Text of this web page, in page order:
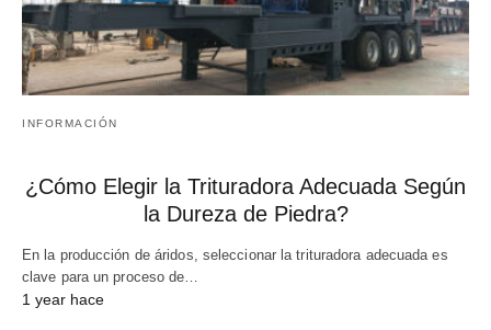
INFORMACIÓN
¿Cómo Elegir la Trituradora Adecuada Según
la Dureza de Piedra?
En la producción de áridos, seleccionar la trituradora adecuada es
clave para un proceso de…
1 year hace